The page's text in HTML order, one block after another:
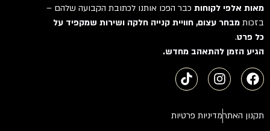
מאות אלפי לקוחותכבר הפכו אותנו לכתובת הקבועה שלהם –
בזכותמבחר עצום, חוויית קנייה חלקה ושירות שמקפיד על
כל פרט.
הגיע הזמן להתאהב מחדש.
תקנון האתרמדיניות פרטיות